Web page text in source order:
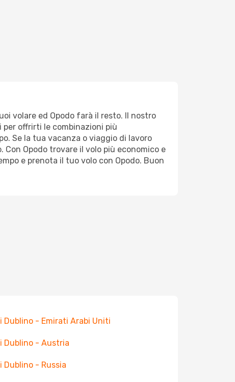
volare ed Opodo farà il resto. Il nostro
offrirti le combinazioni più
Se la tua vacanza o viaggio di lavoro
Opodo trovare il volo più economico e
e prenota il tuo volo con Opodo. Buon
Dublino - Emirati Arabi Uniti
Dublino - Austria
Dublino - Russia